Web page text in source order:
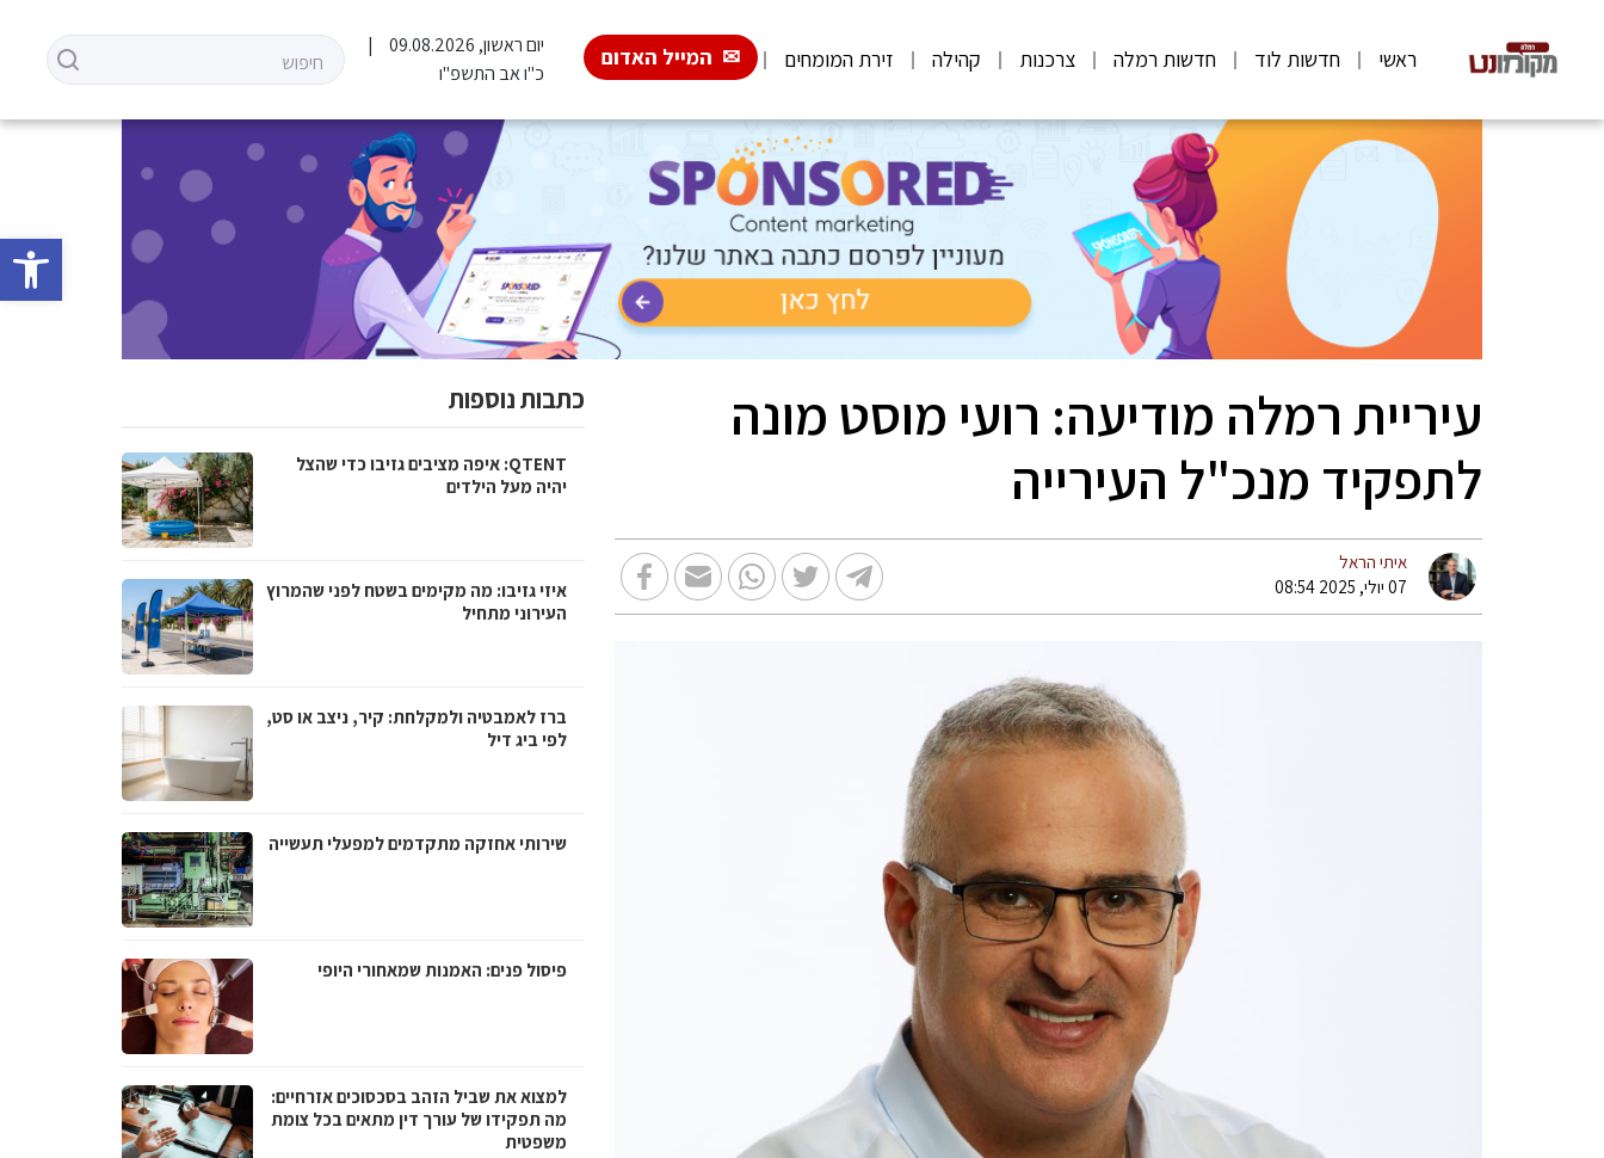
פתח
ראשי חדשות לוד חדשות רמלה צרכנות קהילה זירת המומחים המייל האדום
יום ראשון, 09.08.2026
כ"ו אב התשפ"ו
עיריית רמלה מודיעה: רועי מוסט מונה
לתפקיד מנכ"ל העירייה
איתי הראל
07 יולי, 2025 08:54
כתבות נוספות
QTENT: איפה מציבים גזיבו כדי שהצל
יהיה מעל הילדים
איזי גזיבו: מה מקימים בשטח לפני שהמרוץ
העירוני מתחיל
ברז לאמבטיה ולמקלחת: קיר, ניצב או סט,
לפי ביג דיל
שירותי אחזקה מתקדמים למפעלי תעשייה
פיסול פנים: האמנות שמאחורי היופי
למצוא את שביל הזהב בסכסוכים אזרחיים:
מה תפקידו של עורך דין מתאים בכל צומת
משפטית